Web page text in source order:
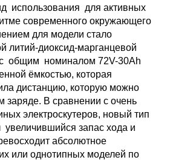
использования для активных
современного окружающего
для модели стало
литий-диоксид-марганцевой
с общим номиналом 72V-30Ah
ёмкостью, которая
дистанцию, которую можно
заряде. В сравнении с очень
электроскутеров, новый тип
увеличившийся запас хода и
абсолютное
или однотипных моделей по